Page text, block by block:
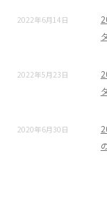
2022年6月14日
2022年5月23日
2020年6月30日